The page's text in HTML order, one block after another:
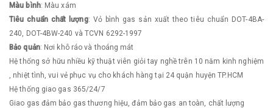
Màu bình: Màu xám
Tiêu chuẩn chất lượng: Vỏ bình gas sản xuất theo tiêu chuẩn DOT-4BA-
240, DOT-4BW-240 và TCVN 6292-1997
Bảo quản: Nơi khô ráo và thoáng mát
Hệ thống sở hữu nhiều kỹ thuật viên giỏi tay nghề trên 10 năm kinh nghiệm
, nhiệt tình, vui vẻ phục vụ cho khách hàng tại 24 quận huyện TP.HCM
Hệ thống giao gas 365/24/7
Giao gas đảm bảo gas thương hiệu, đảm bảo gas an toàn, chất lượng